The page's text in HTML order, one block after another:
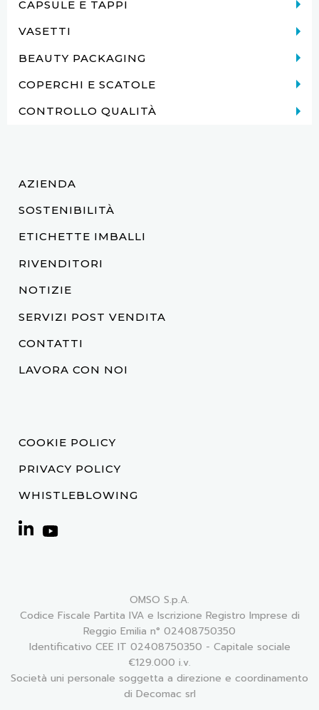
CAPSULE E TAPPI
VASETTI
BEAUTY PACKAGING
COPERCHI E SCATOLE
CONTROLLO QUALITÀ
AZIENDA
SOSTENIBILITÀ
ETICHETTE IMBALLI
RIVENDITORI
NOTIZIE
SERVIZI POST VENDITA
CONTATTI
LAVORA CON NOI
COOKIE POLICY
PRIVACY POLICY
WHISTLEBLOWING
OMSO S.p.A.
Codice Fiscale Partita IVA e Iscrizione Registro Imprese di
Reggio Emilia n° 02408750350
Identificativo CEE IT 02408750350 - Capitale sociale
€129.000 i.v.
Società uni personale soggetta a direzione e coordinamento
di Decomac srl